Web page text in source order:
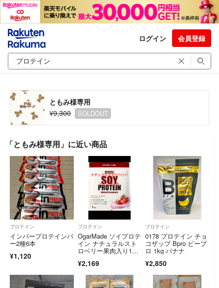
ログイン 会員登録
ともみ様専用
¥9,300
SOLDOUT
「ともみ様専用」に近い商品
プロテイン
インバープロテインバ
ー2種6本
¥1,120
プロテイン
OgarMade ソイプロテ
イン ナチュラルスト
ロベリー果肉入り1k
¥2,169
プロテイン
0178 プロテイン チョ
コザップ Bpro ビープ
ロ 1kg バナナ
¥2,850